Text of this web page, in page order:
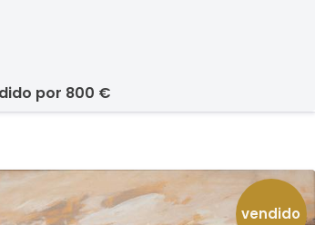
por 800 €
vendido